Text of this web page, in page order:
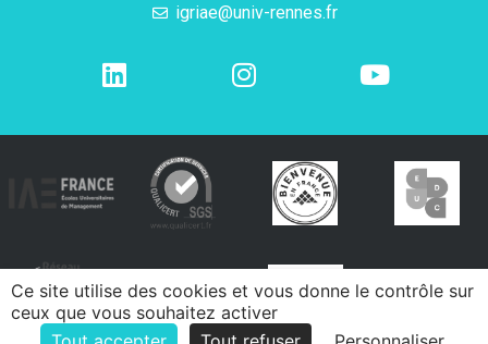
igriae@univ-rennes.fr
Ce site utilise des cookies et vous donne le contrôle sur
ceux que vous souhaitez activer